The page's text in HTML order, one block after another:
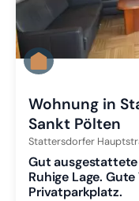
Wohnung in
Sankt Pölten
Stattersdorfer
Gut
Ruhige Lage.
Privatparkplatz.